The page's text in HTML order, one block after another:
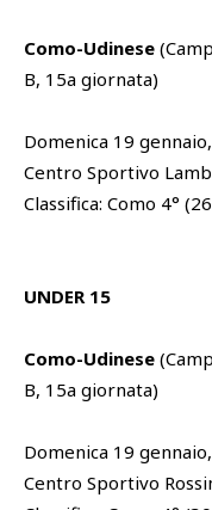
Como-Udinese
B, 15a giornata)
Domenica 19
Centro Sportivo
Classifica: Como 4°
UNDER 15
Como-Udinese
B, 15a giornata)
Domenica 19
Centro Sportivo